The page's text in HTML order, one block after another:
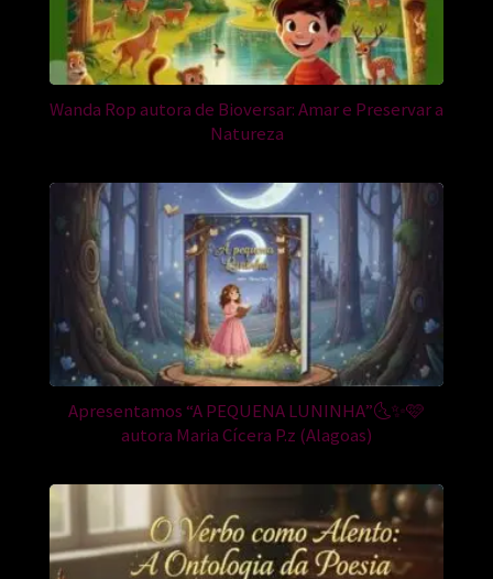
Wanda Rop autora de Bioversar: Amar e Preservar a
Natureza
Apresentamos “A PEQUENA LUNINHA”🌜✨🩷
autora Maria Cícera P.z (Alagoas)